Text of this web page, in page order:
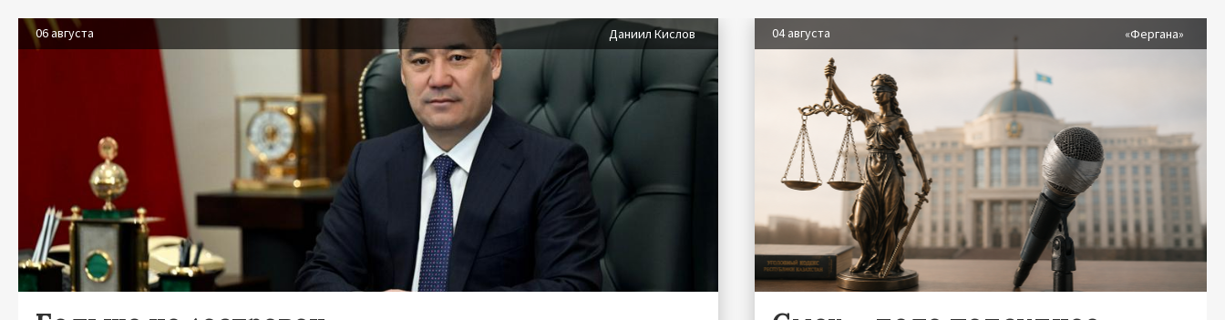
06 августа Даниил Кислов 04 августа «Фергана»